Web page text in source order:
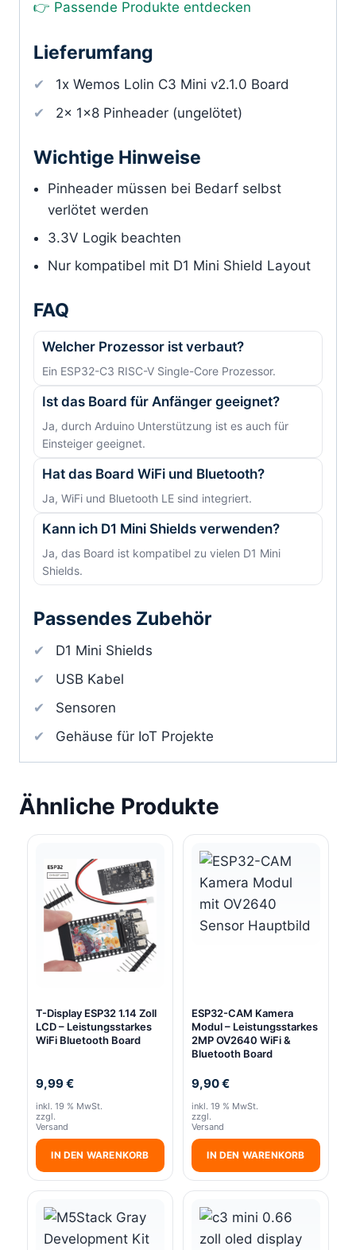
👉 Passende Produkte entdecken
Lieferumfang
1x Wemos Lolin C3 Mini v2.1.0 Board
2x 1×8 Pinheader (ungelötet)
Wichtige Hinweise
Pinheader müssen bei Bedarf selbst
verlötet werden
3.3V Logik beachten
Nur kompatibel mit D1 Mini Shield Layout
FAQ
Welcher Prozessor ist verbaut?
Ein ESP32-C3 RISC-V Single-Core Prozessor.
Ist das Board für Anfänger geeignet?
Ja, durch Arduino Unterstützung ist es auch für
Einsteiger geeignet.
Hat das Board WiFi und Bluetooth?
Ja, WiFi und Bluetooth LE sind integriert.
Kann ich D1 Mini Shields verwenden?
Ja, das Board ist kompatibel zu vielen D1 Mini
Shields.
Passendes Zubehör
D1 Mini Shields
USB Kabel
Sensoren
Gehäuse für IoT Projekte
Ähnliche Produkte
T-Display ESP32 1.14 Zoll
LCD – Leistungsstarkes
WiFi Bluetooth Board
9,99€
inkl. 19 % MwSt.
zzgl.
Versand
IN DEN WARENKORB
ESP32-CAM Kamera
Modul – Leistungsstarkes
2MP OV2640 WiFi &
Bluetooth Board
9,90€
inkl. 19 % MwSt.
zzgl.
Versand
IN DEN WARENKORB